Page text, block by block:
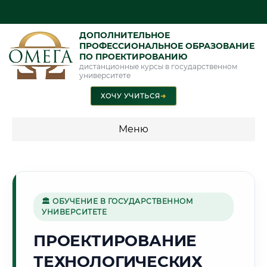
ДОПОЛНИТЕЛЬНОЕ
ПРОФЕССИОНАЛЬНОЕ ОБРАЗОВАНИЕ
ПО ПРОЕКТИРОВАНИЮ
дистанционные курсы в государственном
университете
ХОЧУ УЧИТЬСЯ➜
Меню
🌊
Г. БОРИСОВ
🏛 ОБУЧЕНИЕ В ГОСУДАРСТВЕННОМ
УНИВЕРСИТЕТЕ
ПРОЕКТИРОВАНИЕ
ТЕХНОЛОГИЧЕСКИХ